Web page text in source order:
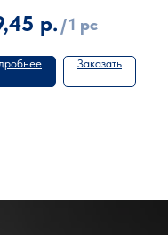
р. /1 pc
Заказать